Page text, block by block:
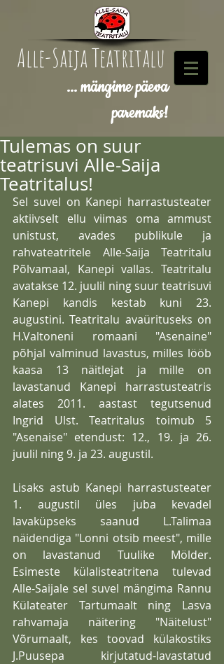
Alle-Saija Teatritalu
... mängime päeva
paremaks!
Tulemas on suur
teatrisuvi Alle-Saija
Teatritalus!
Sel suvel on Kanepi harrastusteater
aktiivselt ellu viimas oma ammust
unistust, avades publikule ja
rahvateatritele Alle-Saija Teatritalu
Põlvamaal, Kanepi vallas. Teatritalu
avatakse 12. juulil ning suur teatrisuvi
Kanepi kandis kestab kuni 23.
augustini. Teatritalu avaürituseks on
H.Valtoneni romaani "Asenaine"
põhjal valminud lavastus, milles lööb
kaasa 13 näitlejat ja mille on
lavastanud Kanepi harrastusteatris
alates 2011. aastast tegutsenud
Ingrid Ulst. Teatritalus toimub 5
"Asenaise" etendust: 12., 19. ja 26.
juulil ning 9. ja 23. augustil.
Lisaks astub Kanepi harrastusteater
1. augustil üles juba kevadel
lavaküpseks saanud L.Talimaa
näidendiga "Lonni otsib meest", mille
on lavastanud Tuulike Mölder.
Esimeste külalisteatritena tulevad
Alle-Saijale sel suvel mängima Rannu
Külateater Tartumaalt ning Lasva
rahvamaja näitering "Näitelust"
Võrumaalt, kes toovad külakostiks
J.Puusepa kirjutatud-lavastatud